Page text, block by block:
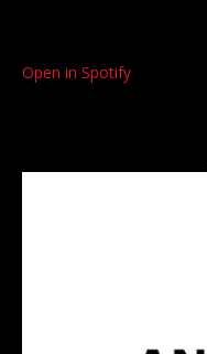
Open in Spotify